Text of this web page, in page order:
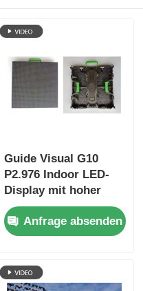
Guide Visual G10
P2.976 Indoor LED-
Display mit hoher
Erfrischungsrate,
Hard Connection
Schrank für
Veranstaltungen
Anfrage absenden